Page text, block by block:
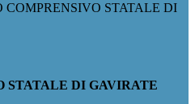
COMPRENSIVO STATALE DI
STATALE DI GAVIRATE